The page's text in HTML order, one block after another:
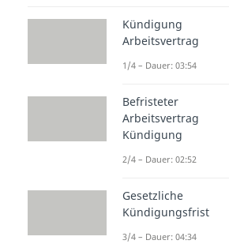
Kündigung
Arbeitsvertrag
1/4 – Dauer: 03:54
Befristeter
Arbeitsvertrag
Kündigung
2/4 – Dauer: 02:52
Gesetzliche
Kündigungsfrist
3/4 – Dauer: 04:34